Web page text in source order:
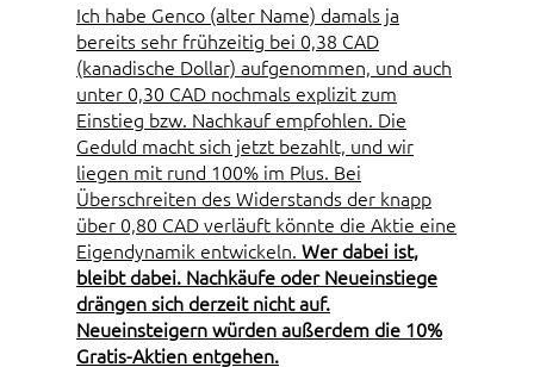
Ich habe Genco (alter Name) damals ja
bereits sehr frühzeitig bei 0,38 CAD
(kanadische Dollar) aufgenommen, und auch
unter 0,30 CAD nochmals explizit zum
Einstieg bzw. Nachkauf empfohlen. Die
Geduld macht sich jetzt bezahlt, und wir
liegen mit rund 100% im Plus. Bei
Überschreiten des Widerstands der knapp
über 0,80 CAD verläuft könnte die Aktie eine
Eigendynamik entwickeln. Wer dabei ist,
bleibt dabei. Nachkäufe oder Neueinstiege
drängen sich derzeit nicht auf.
Neueinsteigern würden außerdem die 10%
Gratis-Aktien entgehen.